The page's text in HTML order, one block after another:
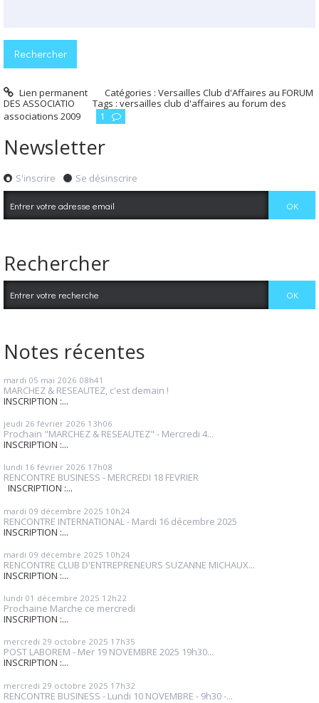
Lien permanent Catégories :Versailles Club d'Affaires au FORUM
DES ASSOCIATIO
Tags : versailles club d'affaires au forum des
associations 2009
1
Newsletter
S'inscrire Se désinscrire
Rechercher
Notes récentes
mardi 05 mai 2026 08h41
MARCHEZ & RESEAUTEZ, c'est demain !
INSCRIPTION :...
jeudi 26 février 2026 13h06
Prochain "MARCHEZ & RESEAUTEZ" - Mercredi 4...
INSCRIPTION :...
lundi 16 février 2026 17h08
RENCONTRE BUSINESS - MERCREDI 18 FEVRIER
INSCRIPTION :...
mardi 09 décembre 2025 10h24
RENCONTRE INTERNATIONAL - Mardi 16 décembre 2025
INSCRIPTION :...
mardi 09 décembre 2025 10h24
RENCONTRE CLUB D'ENTREPRENEURS SUZANNE MICHAUX...
INSCRIPTION :...
lundi 01 décembre 2025 12h22
Prochaine Marche ce mercredi
INSCRIPTION :...
mercredi 29 octobre 2025 17h35
POST LABOREM - Mer 19 NOVEMBRE 2025 19h30...
INSCRIPTION :...
mercredi 29 octobre 2025 17h32
RENCONTRE BUSINESS - Lundi 10 NOVEMBRE - 9h30 -...